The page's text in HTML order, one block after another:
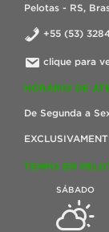
Pelotas - RS,
+55 (53)
clique para
HORÁRIO DE
De Segunda a
TEMPO EM
SÁBADO